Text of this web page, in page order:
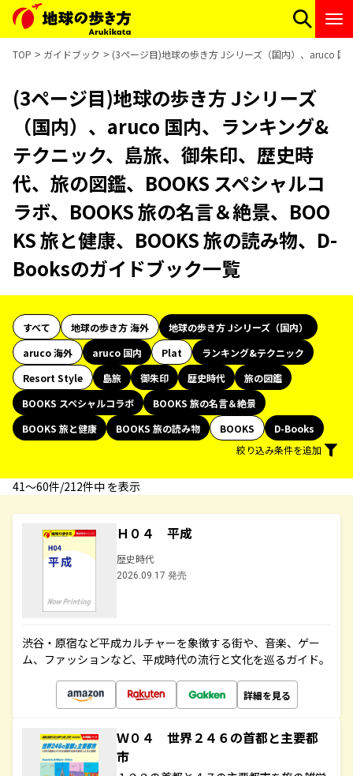
TOP ガイドブック (3ページ目)地球の歩き方 Jシリーズ（国内）、aruco 国
(3ページ目)地球の歩き方 Jシリーズ
（国内）、aruco 国内、ランキング&
テクニック、島旅、御朱印、歴史時
代、旅の図鑑、BOOKS スペシャルコ
ラボ、BOOKS 旅の名言＆絶景、BOO
KS 旅と健康、BOOKS 旅の読み物、D-
Booksのガイドブック一覧
すべて 地球の歩き方 海外
地球の歩き方 Jシリーズ（国内）
aruco 海外
aruco 国内 Plat
ランキング&テクニック
Resort Style
島旅 御朱印 歴史時代
旅の図鑑
BOOKS スペシャルコラボ
BOOKS 旅の名言＆絶景
BOOKS 旅と健康
BOOKS 旅の読み物 BOOKS
D-Books
絞り込み条件を追加
41〜60件/212件中 を表示
Ｈ０４ 平成
歴史時代
2026.09.17 発売
渋谷・原宿など平成カルチャーを象徴する街や、音楽、ゲー
ム、ファッションなど、平成時代の流行と文化を巡るガイド。
詳細を見る
Ｗ０４ 世界２４６の首都と主要都
市